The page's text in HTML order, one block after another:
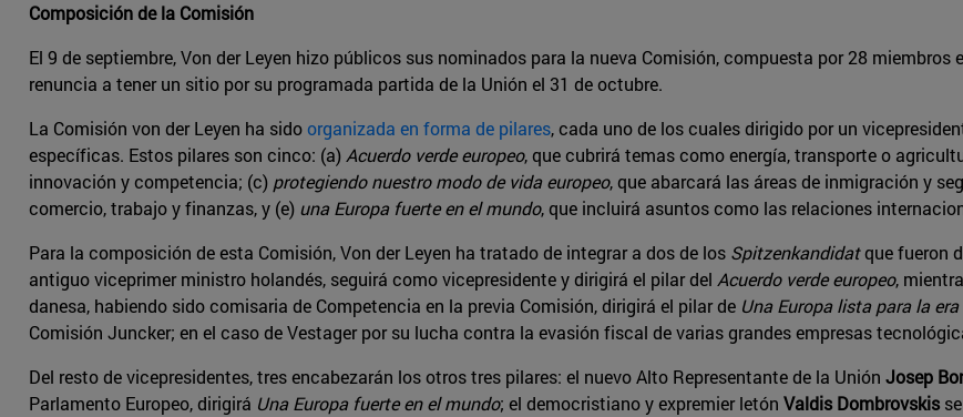
Composición de la Comisión
El 9 de septiembre, Von der Leyen hizo públicos sus nominados para la nueva Comisión, compuesta por 28
renuncia a tener un sitio por su programada partida de la Unión el 31 de octubre.
La Comisión von der Leyen ha sidoorganizada en forma de pilares, cada uno de los cuales dirigido por un
específicas. Estos pilares son cinco: (a)Acuerdo verde europeo, que cubrirá temas como energía, transporte o
innovación y competencia; (c) protegiendo nuestro modo de vida europeo, que abarcará las áreas de inmigración y
comercio, trabajo y finanzas, y (e) una Europa fuerte en el mundo, que incluirá asuntos como las relaciones
Para la composición de esta Comisión, Von der Leyen ha tratado de integrar a dos de los Spitzenkandidatque fueron
antiguo viceprimer ministro holandés, seguirá como vicepresidente y dirigirá el pilar del Acuerdo verde europeo,
danesa, habiendo sido comisaria de Competencia en la previa Comisión, dirigirá el pilar de Una Europa lista para la
Comisión Juncker; en el caso de Vestager por su lucha contra la evasión fiscal de varias grandes empresas
Del resto de vicepresidentes, tres encabezarán los otros tres pilares: el nuevo Alto Representante de la Unión Josep
Parlamento Europeo, dirigirá Una Europa fuerte en el mundo; el democristiano y expremier letón Valdis Dombrovskis